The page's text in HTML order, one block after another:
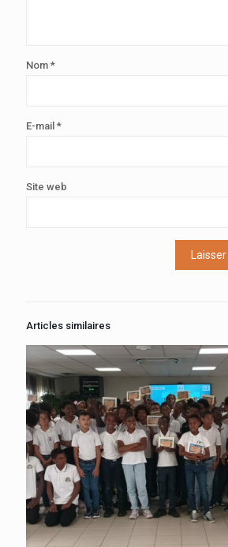
Nom *
E-mail *
Site web
Articles similaires